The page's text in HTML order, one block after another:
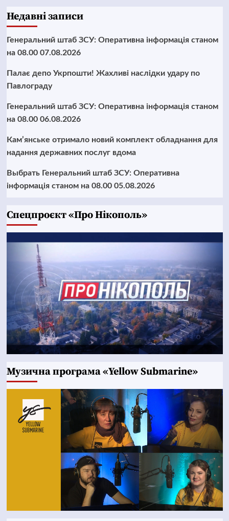
Недавні записи
Генеральний штаб ЗСУ: Оперативна інформація станом
на 08.00 07.08.2026
Палає депо Укрпошти! Жахливі наслідки удару по
Павлограду
Генеральний штаб ЗСУ: Оперативна інформація станом
на 08.00 06.08.2026
Кам’янське отримало новий комплект обладнання для
надання державних послуг вдома
Выбрать Генеральний штаб ЗСУ: Оперативна
інформація станом на 08.00 05.08.2026
Cпецпроєкт «Про Нікополь»
Музична програма «Yellow Submarine»